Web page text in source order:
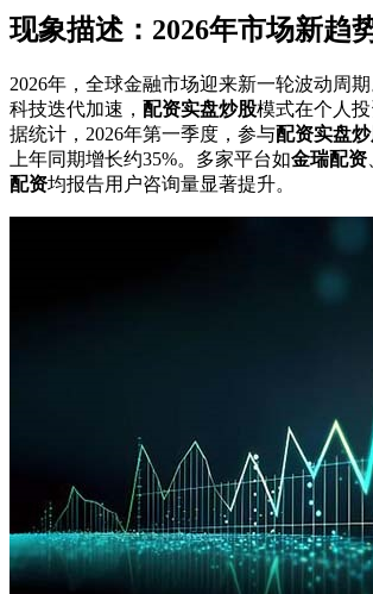
现象描述：2026年市场新趋
2026年，全球金融市场迎来新一轮波动周
科技迭代加速， 配资实盘炒股模式在个人投
据统计，2026年第一季度，参与配资实盘
上年同期增长约35%。多家平台如金瑞配资
配资均报告用户咨询量显著提升。